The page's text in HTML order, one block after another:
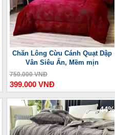
Chăn Lông Cừu Cánh Quạt Dập
Vân Siêu Ấn, Mềm mịn
750.000 VNĐ
399.000 VNĐ
-44%